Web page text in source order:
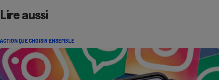
Lire aussi
ACTION QUE CHOISIR ENSEMBLE